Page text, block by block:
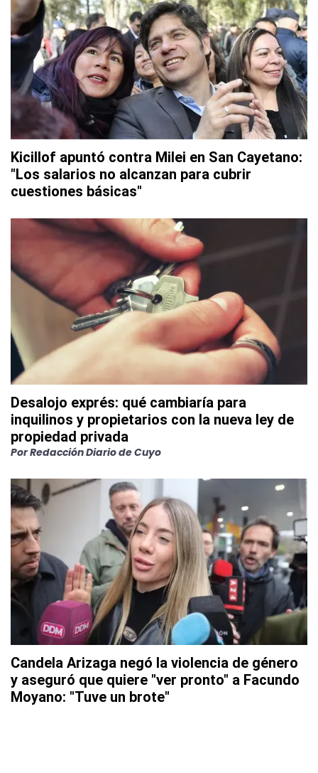
Kicillof apuntó contra Milei en San Cayetano:
"Los salarios no alcanzan para cubrir
cuestiones básicas"
Desalojo exprés: qué cambiaría para
inquilinos y propietarios con la nueva ley de
propiedad privada
PorRedacción Diario de Cuyo
Candela Arizaga negó la violencia de género
y aseguró que quiere "ver pronto" a Facundo
Moyano: "Tuve un brote"